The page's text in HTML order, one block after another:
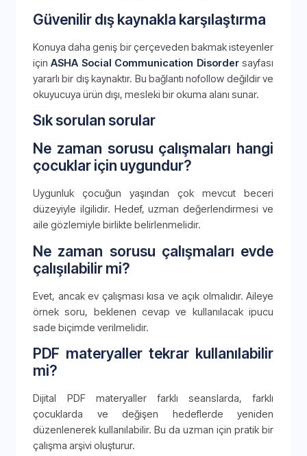
Güvenilir dış kaynakla karşılaştırma
Konuya daha geniş bir çerçeveden bakmak isteyenler
içinASHA Social Communication Disordersayfası
yararlı bir dış kaynaktır. Bu bağlantı nofollow değildir ve
okuyucuya ürün dışı, mesleki bir okuma alanı sunar.
Sık sorulan sorular
Ne zaman sorusu çalışmaları hangi
çocuklar için uygundur?
Uygunluk çocuğun yaşından çok mevcut beceri
düzeyiyle ilgilidir. Hedef, uzman değerlendirmesi ve
aile gözlemiyle birlikte belirlenmelidir.
Ne zaman sorusu çalışmaları evde
çalışılabilir mi?
Evet, ancak ev çalışması kısa ve açık olmalıdır. Aileye
örnek soru, beklenen cevap ve kullanılacak ipucu
sade biçimde verilmelidir.
PDF materyaller tekrar kullanılabilir
mi?
Dijital PDF materyaller farklı seanslarda, farklı
çocuklarda ve değişen hedeflerde yeniden
düzenlenerek kullanılabilir. Bu da uzman için pratik bir
çalışma arşivi oluşturur.